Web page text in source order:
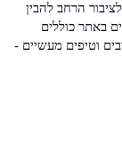
הרחב להבין
באתר כוללים
וטיפים מעשיים -